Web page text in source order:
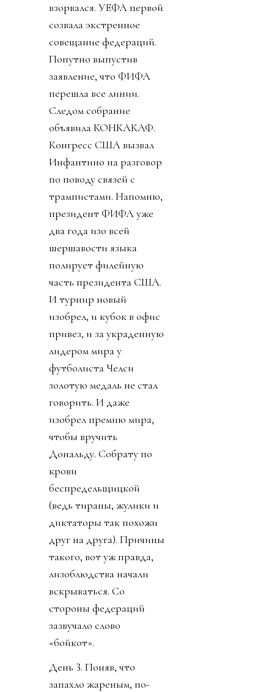
взорвался. УЕФА первой
созвала экстренное
совещание федераций.
Попутно выпустив
заявление, что ФИФА
перешла все линии.
Следом собрание
объявила КОНКАКАФ.
Конгресс США вызвал
Инфантино на разговор
по поводу связей с
трампистами. Напомню,
президент ФИФА уже
два года изо всей
шершавости языка
полирует филейную
часть президента США.
И турнир новый
изобрел, и кубок в офис
привез, и за украденную
лидером мира у
футболиста Челси
золотую медаль не стал
говорить. И даже
изобрел премию мира,
чтобы вручить
Дональду. Собрату по
крови
беспредельщицкой
(ведь тираны, жулики и
диктаторы так похожи
друг на друга). Причины
такого, вот уж правда,
лизоблюдства начали
вскрываться. Со
стороны федераций
зазвучало слово
«бойкот».
День 3. Поняв, что
запахло жареным, по-